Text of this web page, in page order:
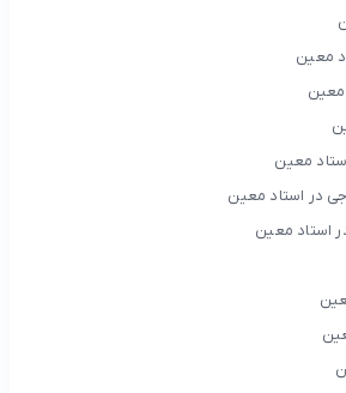
معین
معین
در استاد معین
استاد معین